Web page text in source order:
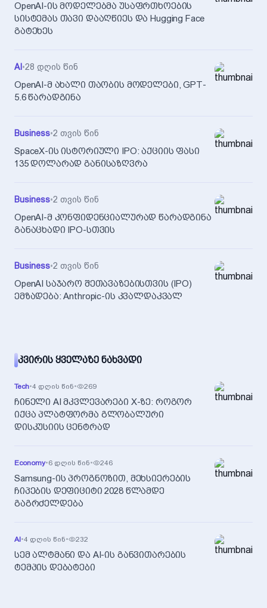
OpenAI-ის მოდელებმა უსაფრთხოების
სისტემას თავი დააღწიეს და Hugging Face
გატეხეს
AI •28 დღის წინ
OpenAI-მ ახალი თაობის მოდელები, GPT-
5.6 წარადგინა
Business•2 თვის წინ
SpaceX-ის ისტორიული IPO: აქციის ფასი
135 დოლარად განისაზღვრა
Business•2 თვის წინ
OpenAI-მ კონფიდენციალურად წარადგინა
განაცხადი IPO-სთვის
Business•2 თვის წინ
OpenAI საჯარო შეთავაზებისთვის (IPO)
ემზადება: Anthropic-ის კვალდაკვალ
ᲙᲕᲘᲠᲘᲡ ᲧᲕᲔᲚᲐᲖᲔ ᲜᲐᲮᲕᲐᲓᲘ
Tech•4 დღის წინ• 269
ჩინელი AI მკვლევარები X-ზე: როგორ
იქცა პლატფორმა გლობალური
დისკუსიის ცენტრად
Economy•6 დღის წინ• 246
Samsung-ის პროგნოზით, მეხსიერების
ჩიპების დეფიციტი 2028 წლამდე
გაგრძელდება
AI•4 დღის წინ• 232
სემ ალტმანი და AI-ის განვითარების
ტემპის დებატები